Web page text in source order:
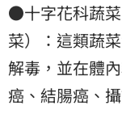
●十字花科蔬
菜）：這類蔬
解毒，並在體
癌、結腸癌、